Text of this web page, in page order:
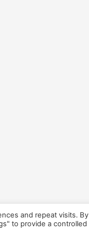
and repeat visits. By
to provide a controlled